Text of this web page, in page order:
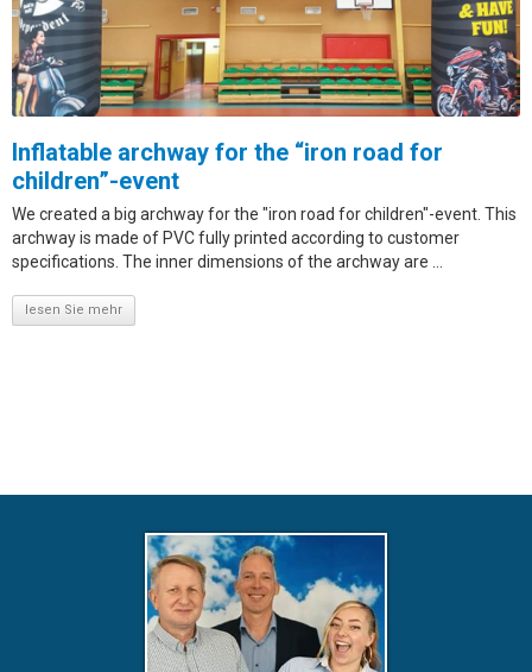
Inflatable archway for the “iron road for
children”-event
We created a big archway for the "iron road for children"-event. This
archway is made of PVC fully printed according to customer
specifications. The inner dimensions of the archway are ...
lesen Sie mehr